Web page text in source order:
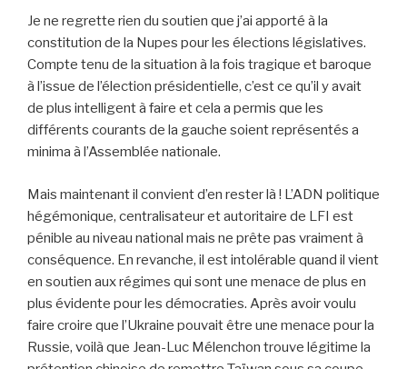
Je ne regrette rien du soutien que j’ai apporté à la
constitution de la Nupes pour les élections législatives.
Compte tenu de la situation à la fois tragique et baroque
à l’issue de l’élection présidentielle, c’est ce qu’il y avait
de plus intelligent à faire et cela a permis que les
différents courants de la gauche soient représentés a
minima à l’Assemblée nationale.
Mais maintenant il convient d’en rester là ! L’ADN politique
hégémonique, centralisateur et autoritaire de LFI est
pénible au niveau national mais ne prête pas vraiment à
conséquence. En revanche, il est intolérable quand il vient
en soutien aux régimes qui sont une menace de plus en
plus évidente pour les démocraties. Après avoir voulu
faire croire que l’Ukraine pouvait être une menace pour la
Russie, voilà que Jean-Luc Mélenchon trouve légitime la